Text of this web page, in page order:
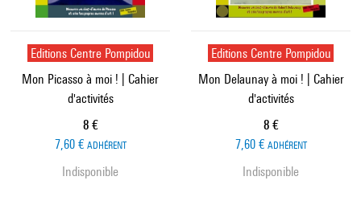
Editions Centre Pompidou
Mon Picasso à moi ! | Cahier
d'activités
Prix ​​actuel
8 €
7,60 € ADHÉRENT
Indisponible
Editions Centre Pompidou
Mon Delaunay à moi ! | Cahier
d'activités
Prix ​​actuel
8 €
7,60 € ADHÉRENT
Indisponible